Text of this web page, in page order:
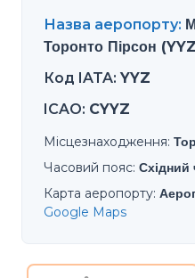
Назва аеропорту:
Торонто Пірсон
Код IATA: YYZ
ICAO: CYYZ
Місцезнаходження:
Часовий пояс: Східний
Карта аеропорту:
Google Maps